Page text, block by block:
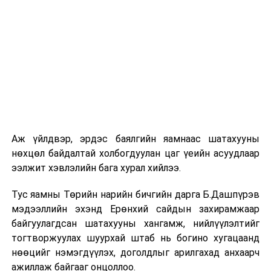
практик ур чадварыг сургалтын хөтөлбөрт тусгажээ.
Сургалтыг танилцуулах лекц, асуулт-хариулт,
маршрут болон тээвэрлэлтийн урсгалын зураглалтай
танилцах, онцгой нөхцөлд ажиллах дадлага зэрэг
онол, практик хосолсон хэлбэрээр зохион байгуулж
байна.
Сургалтын үеэр COP17 олон улсын бага хурлыг
Аж үйлдвэр, эрдэс баялгийн яамнаас шатахууны
нөхцөл байдалтай холбогдуулан цаг үеийн асуудлаар
ээлжит хэвлэлийн бага хурал хийлээ.
Тус яамны Төрийн нарийн бичгийн дарга Б.Дашпүрэв
мэдээллийн эхэнд Ерөнхий сайдын захирамжаар
байгуулагдсан шатахууны хангамж, нийлүүлэлтийг
тогтворжуулах шуурхай штаб нь богино хугацаанд
нөөцийг нэмэгдүүлэх, доголдлыг арилгахад анхаарч
ажиллаж байгааг онцоллоо.